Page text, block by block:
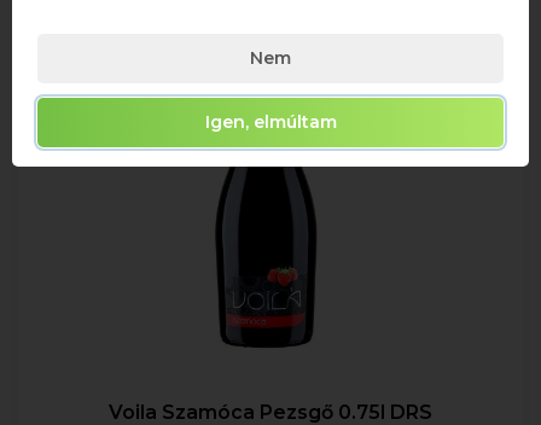
Voila Szamóca Pezsgő 0.75l DRS
Nem
Igen, elmúltam